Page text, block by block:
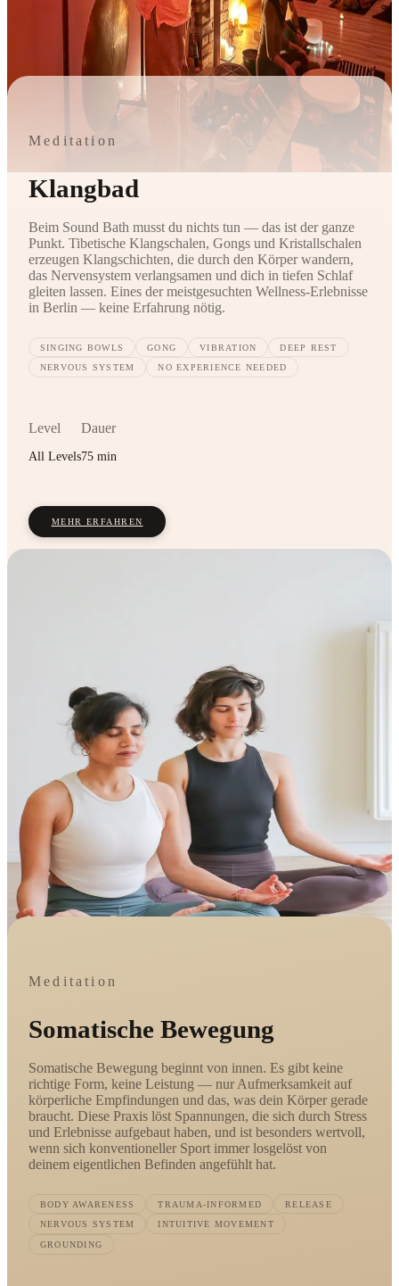
Meditation
Klangbad
Beim Sound Bath musst du nichts tun — das ist der ganze
Punkt. Tibetische Klangschalen, Gongs und Kristallschalen
erzeugen Klangschichten, die durch den Körper wandern,
das Nervensystem verlangsamen und dich in tiefen Schlaf
gleiten lassen. Eines der meistgesuchten Wellness-Erlebnisse
in Berlin — keine Erfahrung nötig.
SINGING BOWLS GONG VIBRATION DEEP REST
NERVOUS SYSTEM NO EXPERIENCE NEEDED
Level
All Levels
Dauer
75 min
MEHR ERFAHREN
Meditation
Somatische Bewegung
Somatische Bewegung beginnt von innen. Es gibt keine
richtige Form, keine Leistung — nur Aufmerksamkeit auf
körperliche Empfindungen und das, was dein Körper gerade
braucht. Diese Praxis löst Spannungen, die sich durch Stress
und Erlebnisse aufgebaut haben, und ist besonders wertvoll,
wenn sich konventioneller Sport immer losgelöst von
deinem eigentlichen Befinden angefühlt hat.
BODY AWARENESS TRAUMA-INFORMED RELEASE
NERVOUS SYSTEM INTUITIVE MOVEMENT
GROUNDING